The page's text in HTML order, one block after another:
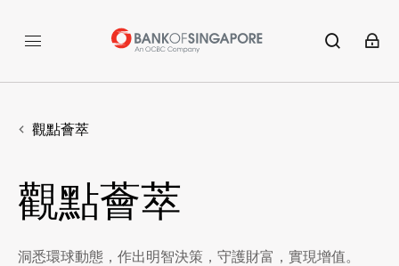
觀點薈萃
觀點薈萃
洞悉環球動態，作出明智決策，守護財富，實現增值。